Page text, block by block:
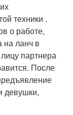
техники .
о работе,
на ланч в
партнера
После
девушки,